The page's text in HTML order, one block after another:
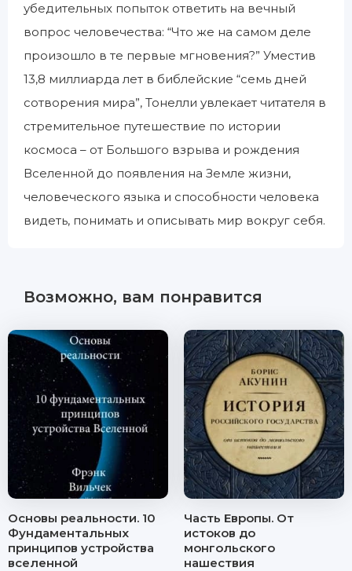
убедительных попыток ответить на вечный
вопрос человечества: “Что же на самом деле
произошло в те первые мгновения?” Уместив
13,8 миллиарда лет в библейские “семь дней
сотворения мира”, Тонелли увлекает читателя в
стремительное путешествие по истории
космоса – от Большого взрыва и рождения
Вселенной до появления на Земле жизни,
человеческого языка и способности человека
видеть, понимать и описывать мир вокруг себя.
Возможно, вам понравится
Основы реальности. 10
Фундаментальных
принципов устройства
вселенной
Часть Европы. От
истоков до
монгольского
нашествия